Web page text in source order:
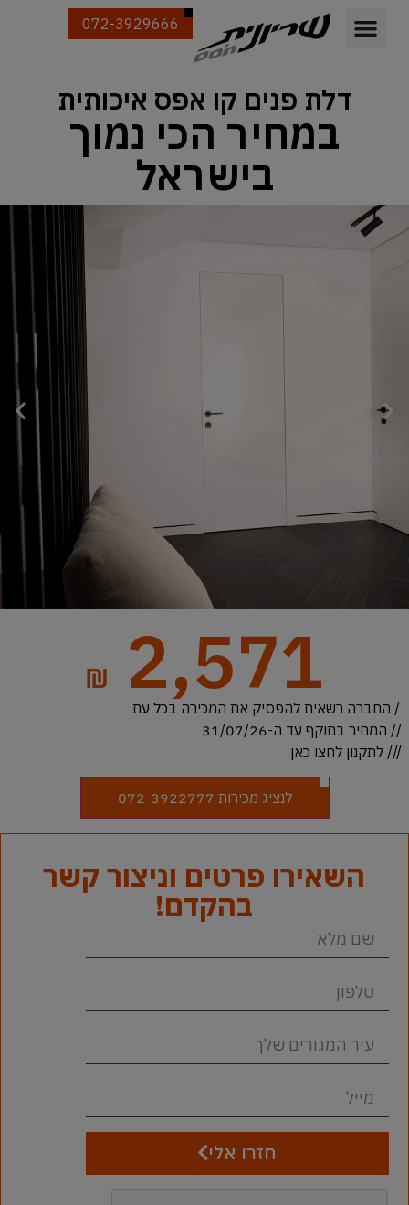
072-3929666
דלת פנים קו אפס איכותית
במחיר הכי נמוך
בישראל
2,571
₪
/ החברה רשאית להפסיק את המכירה בכל עת
// המחיר בתוקף עד ה-31/07/26
/// לתקנון לחצו כאן
לנציג מכירות ‏072-3922777
השאירו פרטים וניצור קשר
בהקדם!
חזרו אלי